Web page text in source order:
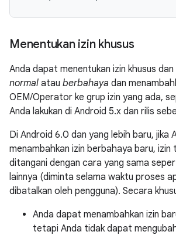
Menentukan izin khusus
Anda dapat menentukan izin khusus
normal atau berbahaya dan
OEM/Operator ke grup izin yang ada,
Anda lakukan di Android 5.x dan rilis
Di Android 6.0 dan yang lebih baru, jika
menambahkan izin berbahaya baru,
ditangani dengan cara yang sama
lainnya (diminta selama waktu proses
dibatalkan oleh pengguna). Secara
Anda dapat menambahkan izin
tetapi Anda tidak dapat